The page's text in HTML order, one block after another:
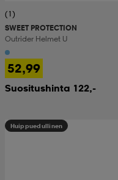
(1)
SWEET PROTECTION
Outrider Helmet U
52,99
Suositushinta 122,-
Huippuedullinen